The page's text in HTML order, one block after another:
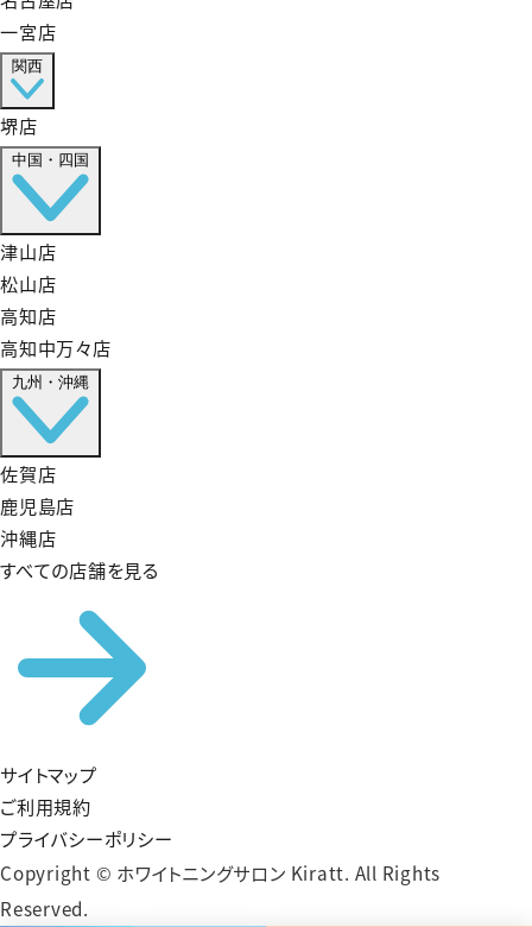
一宮店
関西
堺店
中国・四国
津山店
松山店
高知店
高知中万々店
九州・沖縄
佐賀店
鹿児島店
沖縄店
すべての店舗を見る
サイトマップ
ご利用規約
プライバシーポリシー
Copyright © ホワイトニングサロン Kiratt. All Rights
Reserved.